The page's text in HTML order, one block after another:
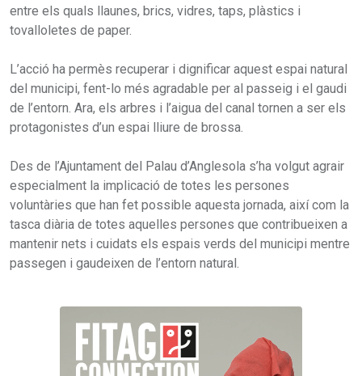
entre els quals llaunes, brics, vidres, taps, plàstics i
tovalloletes de paper.
L’acció ha permès recuperar i dignificar aquest espai natural
del municipi, fent-lo més agradable per al passeig i el gaudi
de l’entorn. Ara, els arbres i l’aigua del canal tornen a ser els
protagonistes d’un espai lliure de brossa.
Des de l’Ajuntament del Palau d’Anglesola s’ha volgut agrair
especialment la implicació de totes les persones
voluntàries que han fet possible aquesta jornada, així com la
tasca diària de totes aquelles persones que contribueixen a
mantenir nets i cuidats els espais verds del municipi mentre
passegen i gaudeixen de l’entorn natural.